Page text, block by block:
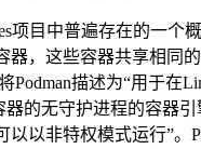
项目中普遍存在的一个
器，这些容器共享相同
Podman描述为“用于在
器的无守护进程的容器
以以非特权模式运行”。